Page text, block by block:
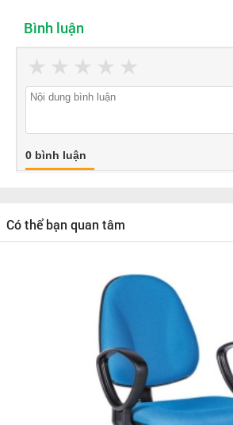
Bình luận
★
★
★
★
★
0 bình luận
Có thể bạn quan tâm